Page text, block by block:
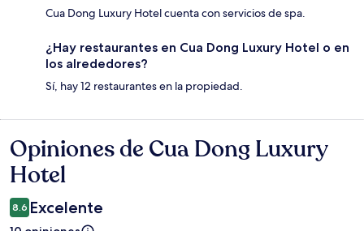
Cua Dong Luxury Hotel cuenta con servicios de spa.
¿Hay restaurantes en Cua Dong Luxury Hotel o en
los alrededores?
Sí, hay 12 restaurantes en la propiedad.
Opiniones
Opiniones de Cua Dong Luxury
Hotel
8.6 Excelente